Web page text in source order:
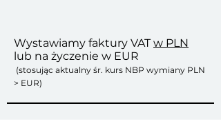
Wystawiamy faktury VATw PLN
lub na życzenie w EUR
(stosując aktualny śr. kurs NBP wymiany PLN
> EUR)